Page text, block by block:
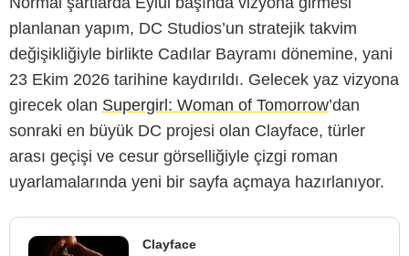
planlanan yapım, DC Studios’un stratejik takvim
değişikliğiyle birlikte Cadılar Bayramı dönemine, yani
23 Ekim 2026 tarihine kaydırıldı. Gelecek yaz vizyona
girecek olan Supergirl: Woman of Tomorrow’dan
sonraki en büyük DC projesi olan Clayface, türler
arası geçişi ve cesur görselliğiyle çizgi roman
uyarlamalarında yeni bir sayfa açmaya hazırlanıyor.
Clayface